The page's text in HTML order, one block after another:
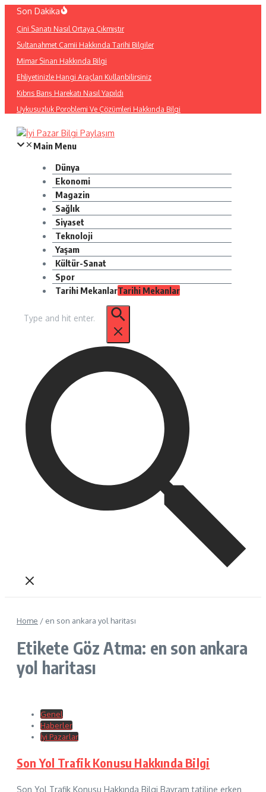
İçeriğe
Son Dakika
Çini Sanatı Nasıl Ortaya Çıkmıştır
Sultanahmet Camii Hakkında Tarihi Bilgiler
Mimar Sinan Hakkında Bilgi
Ehliyetinizle Hangi Araçları Kullanbilirsiniz
Kıbrıs Barış Harekatı Nasıl Yapıldı
Uykusuzluk Poroblemi Ve Çözümleri Hakkında Bilgi
Main Menu
Dünya
Ekonomi
Magazin
Sağlık
Siyaset
Teknoloji
Yaşam
Kültür-Sanat
Spor
Tarihi MekanlarTarihi Mekanlar
Home / en son ankara yol haritası
Etikete Göz Atma: en son ankara
yol haritası
Genel
Haberler
İyi Pazarlar
Son Yol Trafik Konusu Hakkında Bilgi
Son Yol Trafik Konusu Hakkında Bilgi Bayram tatiline erken